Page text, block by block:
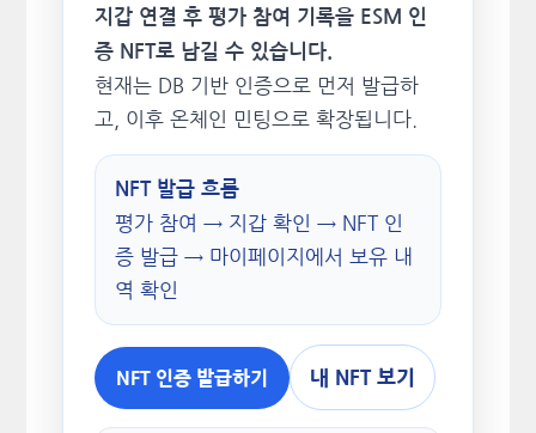
지갑 연결 후 평가 참여 기록을 ESM 인
증 NFT로 남길 수 있습니다.
현재는 DB 기반 인증으로 먼저 발급하
고, 이후 온체인 민팅으로 확장됩니다.
NFT 발급 흐름
평가 참여 → 지갑 확인 → NFT 인
증 발급 → 마이페이지에서 보유 내
역 확인
NFT 인증 발급하기 내 NFT 보기